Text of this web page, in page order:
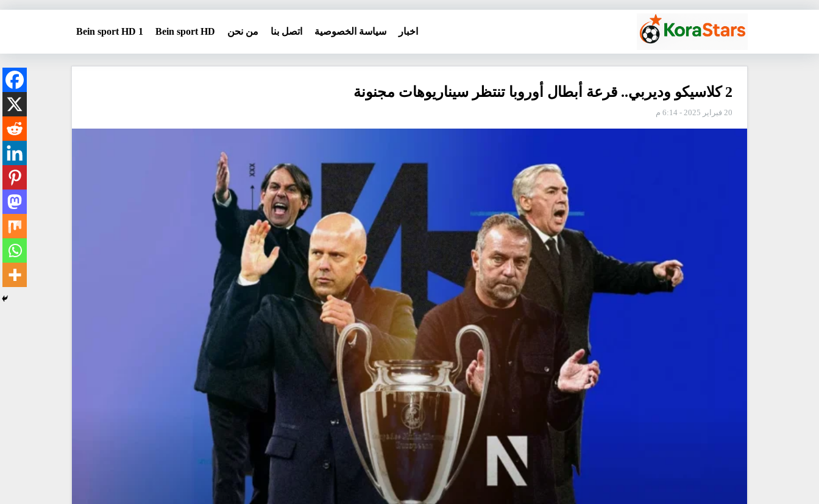
اخبار سياسة الخصوصية اتصل بنا من نحن Bein sport HD
Bein sport HD 1
2 كلاسيكو وديربي.. قرعة أبطال أوروبا تنتظر سيناريوهات مجنونة
20 فبراير 2025 - 6:14 م